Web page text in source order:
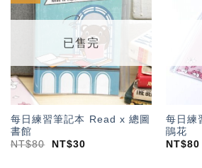
「願
望輕
已售完
每日練習筆記本 Read x 總圖
書館
NT$80 NT$30
每日練
鵑花
NT$80